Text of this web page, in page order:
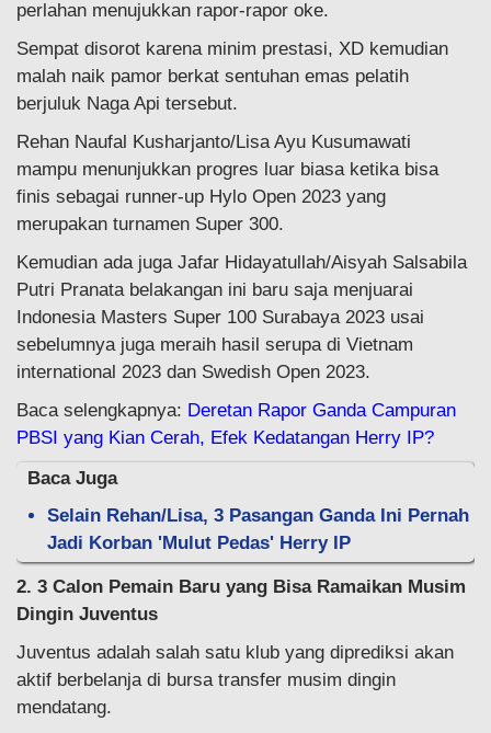
perlahan menujukkan rapor-rapor oke.
Sempat disorot karena minim prestasi, XD kemudian
malah naik pamor berkat sentuhan emas pelatih
berjuluk Naga Api tersebut.
Rehan Naufal Kusharjanto/Lisa Ayu Kusumawati
mampu menunjukkan progres luar biasa ketika bisa
finis sebagai runner-up Hylo Open 2023 yang
merupakan turnamen Super 300.
Kemudian ada juga Jafar Hidayatullah/Aisyah Salsabila
Putri Pranata belakangan ini baru saja menjuarai
Indonesia Masters Super 100 Surabaya 2023 usai
sebelumnya juga meraih hasil serupa di Vietnam
international 2023 dan Swedish Open 2023.
Baca selengkapnya: Deretan Rapor Ganda Campuran
PBSI yang Kian Cerah, Efek Kedatangan Herry IP?
Baca Juga
Selain Rehan/Lisa, 3 Pasangan Ganda Ini Pernah
Jadi Korban 'Mulut Pedas' Herry IP
2. 3 Calon Pemain Baru yang Bisa Ramaikan Musim
Dingin Juventus
Juventus adalah salah satu klub yang diprediksi akan
aktif berbelanja di bursa transfer musim dingin
mendatang.